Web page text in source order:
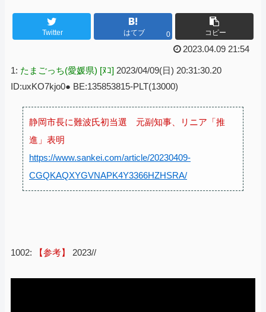
Twitter はてブ 0 コピー
2023.04.09 21:54
1: たまごっち(愛媛県) [ﾇｺ] 2023/04/09(日) 20:31:30.20
ID:uxKO7kjo0● BE:135853815-PLT(13000)
静岡市長に難波氏初当選 元副知事、リニア「推
進」表明
https://www.sankei.com/article/20230409-
CGQKAQXYGVNAPK4Y3366HZHSRA/
1002: 【参考】 2023//